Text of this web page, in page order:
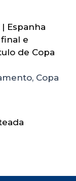
Espanha
e
de Copa
Copa